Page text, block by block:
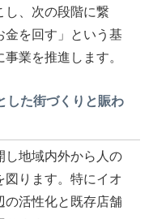
し、次の段階に繋
金を回す」という基
業を推進します。
た街づくりと賑わ
し地域内外から人の
ります。特にイオ
の活性化と既存店舗